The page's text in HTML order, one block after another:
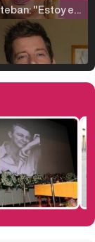
Belén Esteban: "Estoy emocionada, muy contenta y muy feliz por llegar a RTVE"
Magdalena de Suecia responde a las críticas y explica por qué le han permitido lanzar su propio negocio